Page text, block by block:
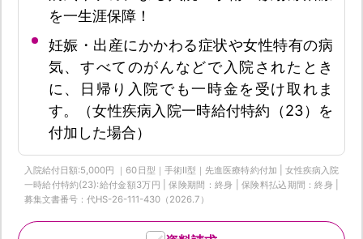
を一生涯保障！
妊娠・出産にかかわる症状や女性特有の病
気、すべてのがんなどで入院されたとき
に、日帰り入院でも一時金を受け取れま
す。（女性疾病入院一時給付特約（23）を
付加した場合）
入院給付日額:5,000円 ｜60日型｜手術Ⅱ型｜先進医療特約付加 | 女性疾病入院
一時給付特約(23):給付金額3万円 | 保険期間：終身 | 保険料払込期間：終身 |
募集文書番号：代HS-26-111-430（2026.7）